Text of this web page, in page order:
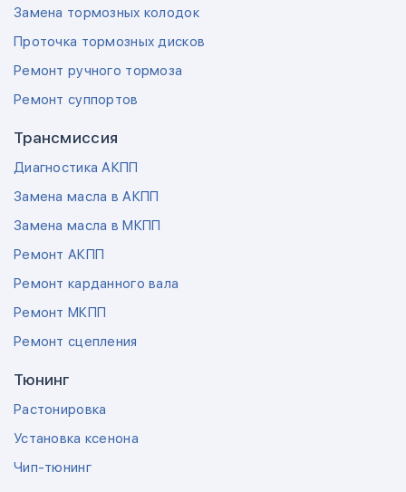
Замена тормозных колодок
Проточка тормозных дисков
Ремонт ручного тормоза
Ремонт суппортов
Трансмиссия
Диагностика АКПП
Замена масла в АКПП
Замена масла в МКПП
Ремонт АКПП
Ремонт карданного вала
Ремонт МКПП
Ремонт сцепления
Тюнинг
Растонировка
Установка ксенона
Чип-тюнинг